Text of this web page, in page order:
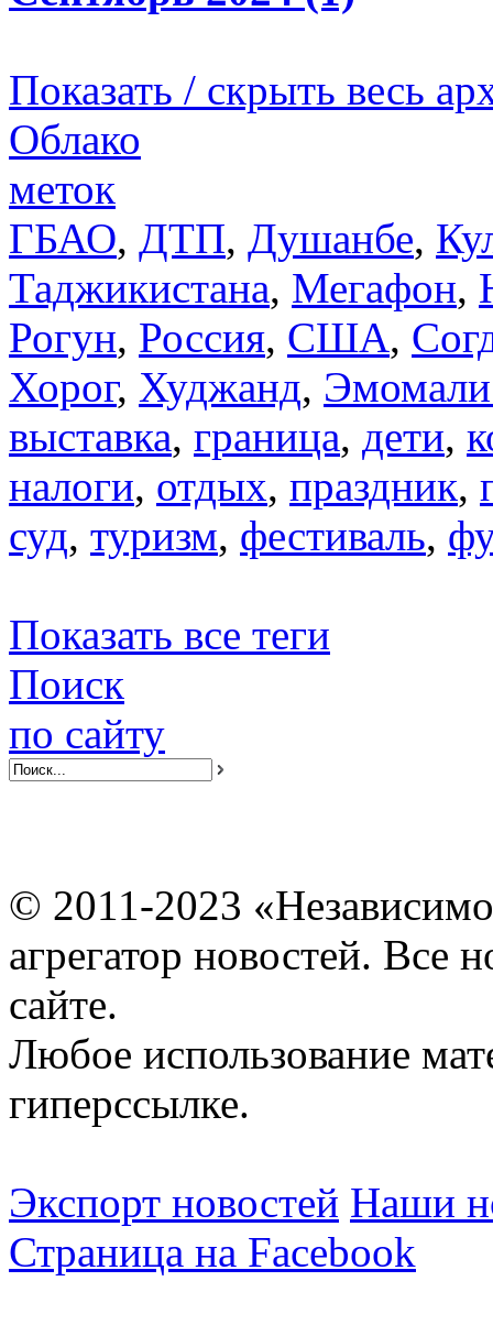
Показать / скрыть весь
Облако
меток
ГБАО, ДТП, Душанбе,
Таджикистана, Мегафон,
Рогун, Россия, США,
Хорог, Худжанд,
выставка, граница, дети,
налоги, отдых, праздник,
суд, туризм, фестиваль,
Показать все теги
Поиск
по сайту
© 2011-2023
агрегатор новостей. Все
сайте.
Любое использование
гиперссылке.
Экспорт новостей Наши
Страница на Facebook